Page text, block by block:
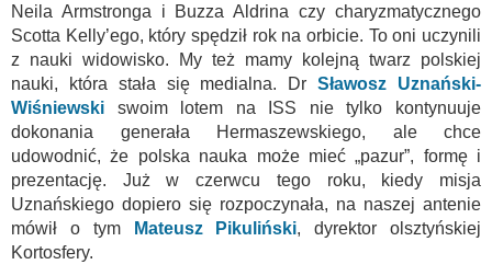
Neila Armstronga i Buzza Aldrina czy charyzmatycznego
Scotta Kelly’ego, który spędził rok na orbicie. To oni uczynili
z nauki widowisko. My też mamy kolejną twarz polskiej
nauki, która stała się medialna. Dr Sławosz Uznański-
Wiśniewski swoim lotem na ISS nie tylko kontynuuje
dokonania generała Hermaszewskiego, ale chce
udowodnić, że polska nauka może mieć „pazur”, formę i
prezentację. Już w czerwcu tego roku, kiedy misja
Uznańskiego dopiero się rozpoczynała, na naszej antenie
mówił o tym
Mateusz Pikuliński, dyrektor olsztyńskiej
Kortosfery.